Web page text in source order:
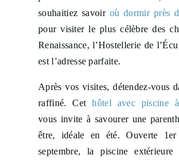
souhaitiez savoir où dormir près
pour visiter le plus célèbre des
Renaissance, l’Hostellerie de
est l’adresse parfaite.
Après vos visites, détendez-vous
raffiné. Cethôtel avec piscine
vous invite à savourer une
être, idéale en été. Ouverte
septembre, la piscine extérieure